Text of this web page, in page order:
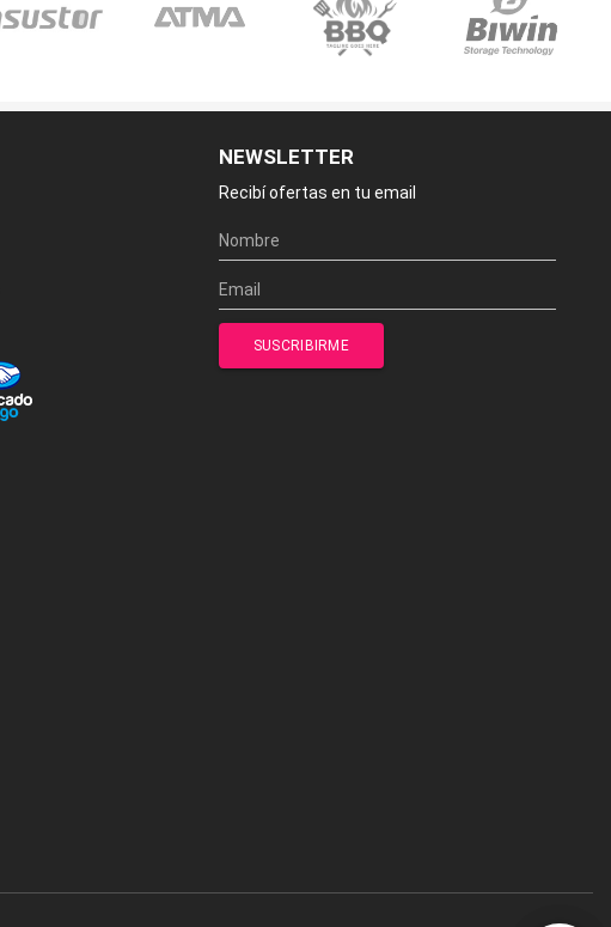
NEWSLETTER
Recibí ofertas en tu email